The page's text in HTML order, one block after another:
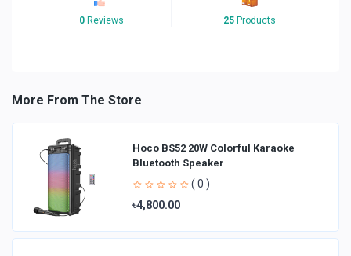
0 Reviews 25 Products
More From The Store
Hoco BS52 20W Colorful Karaoke
Bluetooth Speaker
( 0 )
৳4,800.00